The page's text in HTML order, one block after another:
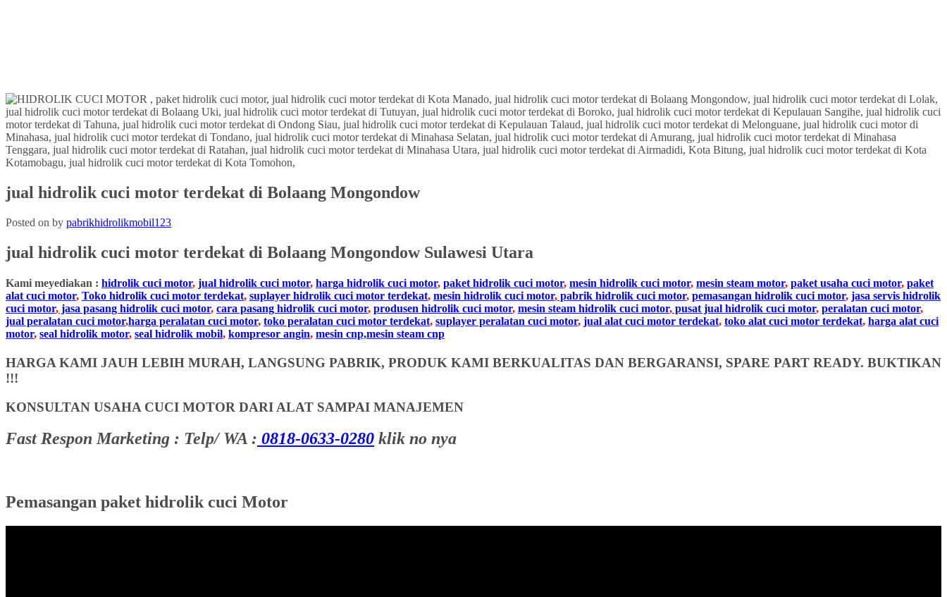
jual hidrolik cuci motor terdekat di Bolaang Mongondow
Posted on by pabrikhidrolikmobil123
jual hidrolik cuci motor terdekat di Bolaang Mongondow Sulawesi Utara
Kami meyediakan : hidrolik cuci motor, jual hidrolik cuci motor, harga hidrolik cuci motor, paket hidrolik cuci motor, mesin hidrolik cuci motor, mesin steam motor, paket usaha cuci motor, paket
alat cuci motor, Toko hidrolik cuci motor terdekat, suplayer hidrolik cuci motor terdekat, mesin hidrolik cuci motor, pabrik hidrolik cuci motor, pemasangan hidrolik cuci motor, jasa servis hidrolik
cuci motor, jasa pasang hidrolik cuci motor, cara pasang hidrolik cuci motor, produsen hidrolik cuci motor, mesin steam hidrolik cuci motor, pusat jual hidrolik cuci motor, peralatan cuci motor,
jual peralatan cuci motor,harga peralatan cuci motor, toko peralatan cuci motor terdekat, suplayer peralatan cuci motor, jual alat cuci motor terdekat, toko alat cuci motor terdekat, harga alat cuci
motor, seal hidrolik motor, seal hidrolik mobil, kompresor angin, mesin cnp,mesin steam cnp
HARGA KAMI JAUH LEBIH MURAH, LANGSUNG PABRIK, PRODUK KAMI BERKUALITAS DAN BERGARANSI, SPARE PART READY. BUKTIKAN
!!!
KONSULTAN USAHA CUCI MOTOR DARI ALAT SAMPAI MANAJEMEN
Fast Respon Marketing : Telp/ WA : 0818-0633-0280 klik no nya
Pemasangan paket hidrolik cuci Motor